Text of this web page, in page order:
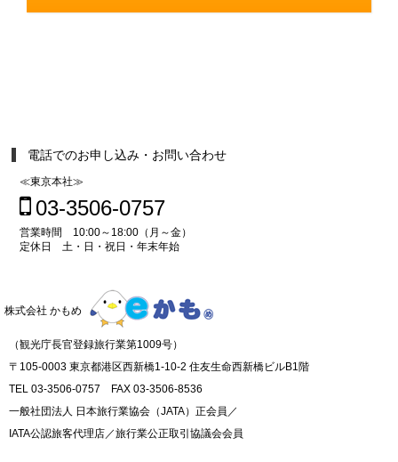
電話でのお申し込み・お問い合わせ
≪東京本社≫
03-3506-0757
営業時間 10:00～18:00（月～金）
定休日 土・日・祝日・年末年始
株式会社 かもめ
（観光庁長官登録旅行業第1009号）
〒105-0003 東京都港区西新橋1-10-2 住友生命西新橋ビルB1階
TEL 03-3506-0757 FAX 03-3506-8536
一般社団法人 日本旅行業協会（JATA）正会員／
IATA公認旅客代理店／旅行業公正取引協議会会員